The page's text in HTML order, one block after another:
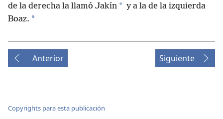
de la derecha la llamó Jakín * y a la de la izquierda
Boaz. *
Anterior Siguiente
Copyrights para esta publicación